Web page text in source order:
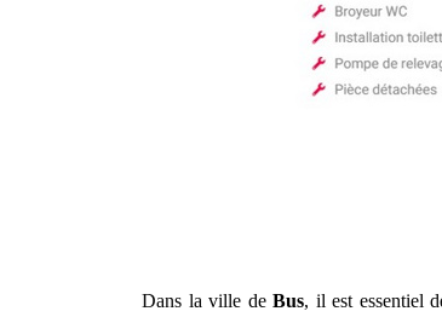
Dans la ville deBus, il est essentiel